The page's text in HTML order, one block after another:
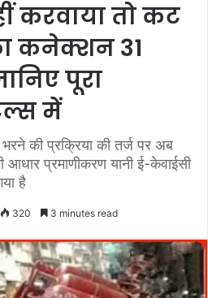
करवाया तो कट
कनेक्शन 31
पूरा
में
की प्रक्रिया की तर्ज पर अब
प्रमाणीकरण यानी ई-केवाईसी
है
320 3 minutes read